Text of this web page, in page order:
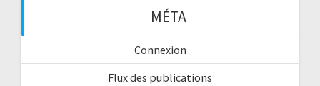
MÉTA
Connexion
Flux des publications